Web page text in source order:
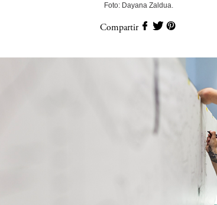
Foto: Dayana Zaldua.
Compartir